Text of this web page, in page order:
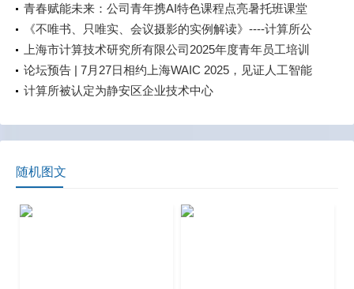
直采经验与探索
青春赋能未来：公司青年携AI特色课程点亮暑托班课堂
《不唯书、只唯实、会议摄影的实例解读》----计算所公
司开展会议摄影解读讲座
上海市计算技术研究所有限公司2025年度青年员工培训
及专题竞赛顺利开展
论坛预告 | 7月27日相约上海WAIC 2025，见证人工智能
如何重塑产业未来，共建智能体时代！
计算所被认定为静安区企业技术中心
随机图文